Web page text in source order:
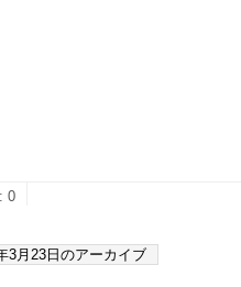
: 0
3月23日のアーカイブ